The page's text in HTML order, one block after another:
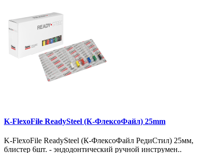
K-FlexoFile ReadySteel (К-ФлексоФайл) 25mm
K-FlexoFile ReadySteel (К-ФлексоФайл РедиСтил) 25мм,
блистер 6шт. - эндодонтический ручной инструмен..